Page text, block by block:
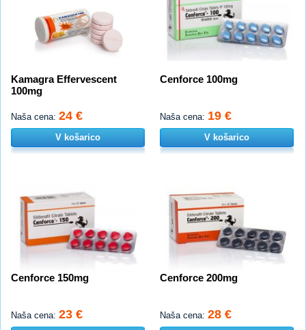
Kamagra Effervescent
100mg
Naša cena: 24 €
V košarico
Cenforce 100mg
Naša cena: 19 €
V košarico
Cenforce 150mg
Naša cena: 23 €
Cenforce 200mg
Naša cena: 28 €